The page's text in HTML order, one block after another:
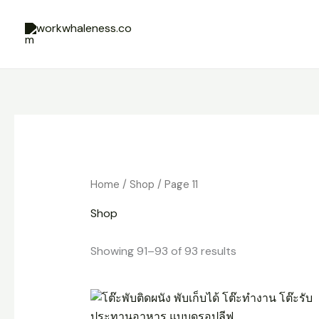
content
Home / Shop / Page 11
Shop
Showing 91–93 of 93 results